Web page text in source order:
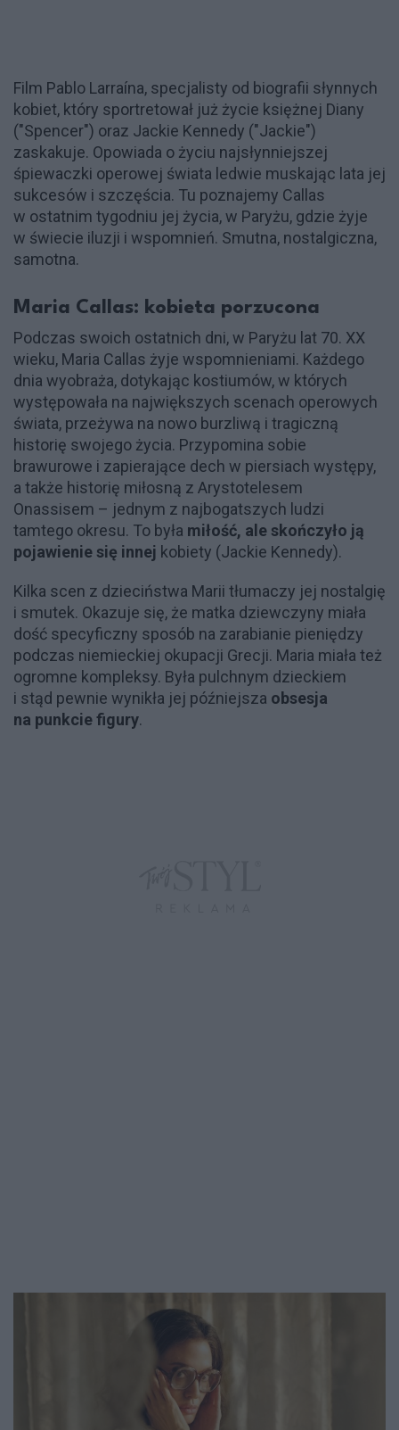
Film Pablo Larraína, specjalisty od biografii słynnych
kobiet, który sportretował już życie księżnej Diany
("Spencer") oraz Jackie Kennedy ("Jackie")
zaskakuje. Opowiada o życiu najsłynniejszej
śpiewaczki operowej świata ledwie muskając lata jej
sukcesów i szczęścia. Tu poznajemy Callas
w ostatnim tygodniu jej życia, w Paryżu, gdzie żyje
w świecie iluzji i wspomnień. Smutna, nostalgiczna,
samotna.
Maria Callas: kobieta porzucona
Podczas swoich ostatnich dni, w Paryżu lat 70. XX
wieku, Maria Callas żyje wspomnieniami. Każdego
dnia wyobraża, dotykając kostiumów, w których
występowała na największych scenach operowych
świata, przeżywa na nowo burzliwą i tragiczną
historię swojego życia. Przypomina sobie
brawurowe i zapierające dech w piersiach występy,
a także historię miłosną z Arystotelesem
Onassisem – jednym z najbogatszych ludzi
tamtego okresu. To była miłość, ale skończyło ją
pojawienie się innej kobiety (Jackie Kennedy).
Kilka scen z dzieciństwa Marii tłumaczy jej nostalgię
i smutek. Okazuje się, że matka dziewczyny miała
dość specyficzny sposób na zarabianie pieniędzy
podczas niemieckiej okupacji Grecji. Maria miała też
ogromne kompleksy. Była pulchnym dzieckiem
i stąd pewnie wynikła jej późniejsza obsesja
na punkcie figury.